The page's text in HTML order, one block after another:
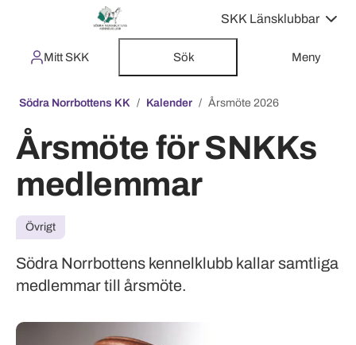
SKK Länsklubbar
Mitt SKK Sök Meny
Södra Norrbottens KK Kalender Årsmöte 2026
Årsmöte för SNKKs
medlemmar
Övrigt
Södra Norrbottens kennelklubb kallar samtliga
medlemmar till årsmöte.